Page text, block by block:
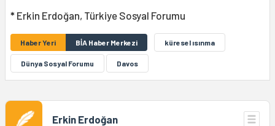
* Erkin Erdoğan, Türkiye Sosyal Forumu
Haber Yeri BİA Haber Merkezi küresel ısınma
Dünya Sosyal Forumu Davos
Erkin Erdoğan